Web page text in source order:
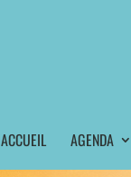
ACCUEIL AGENDA